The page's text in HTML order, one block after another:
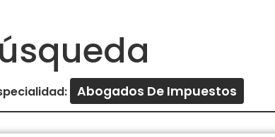
Abogados De Impuestos